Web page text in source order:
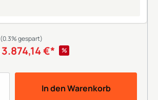
(0.3% gespart)
3.874,14 €* %
In den Warenkorb